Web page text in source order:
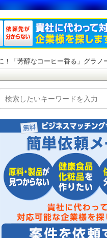
！「芳醇なコーヒー香る」グラノ